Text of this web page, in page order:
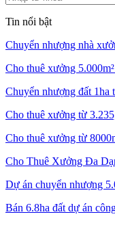
Tin nổi bật
Chuyển nhượng nhà
Cho thuê xưởng
Chuyển nhượng đất
Cho thuê xưởng từ
Cho thuê xưởng từ
Cho Thuê Xưởng Đa
Dự án chuyển nhượng
Bán 6.8ha đất dự án